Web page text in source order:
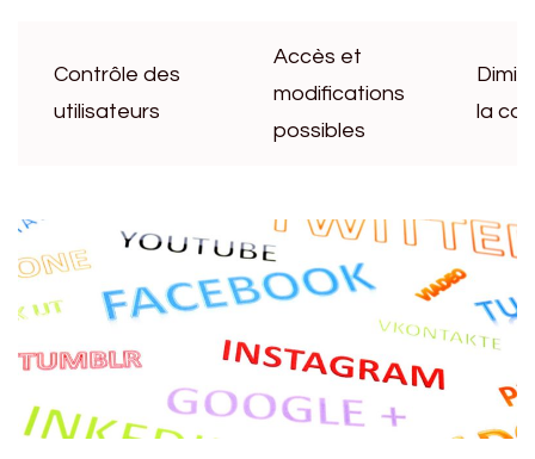
Contrôle des
utilisateurs
Accès et
modifications
possibles
la